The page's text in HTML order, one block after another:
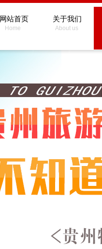
Home About us
网站首页 关于我们